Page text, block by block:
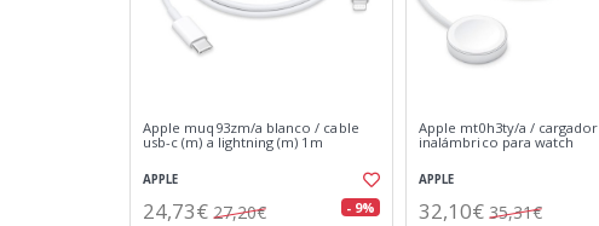
Apple muq93zm/a blanco / cable
usb-c (m) a lightning (m) 1m
APPLE
24,73€ 27,20€ - 9%
Apple mt0h3ty/a / cargador
inalámbrico para watch
APPLE
32,10€ 35,31€